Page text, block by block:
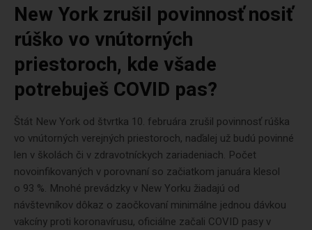
New York zrušil povinnosť nosiť
rúško vo vnútorných
priestoroch, kde všade
potrebuješ COVID pas?
Štát New York od štvrtka 10. februára zrušil povinnosť rúška
vo vnútorných verejných priestoroch, naďalej už budú povinné
len v školách či v zdravotníckych zariadeniach. Počet
novoinfikovaných v porovnaní so začiatkom januára klesol
o 93 %. Mnohé prevádzky v New Yorku žiadajú od
návštevníkov dôkaz o zaočkovaní minimálne jednou dávkou
vakcíny proti koronavírusu, oficiálne začali COVID pasy v